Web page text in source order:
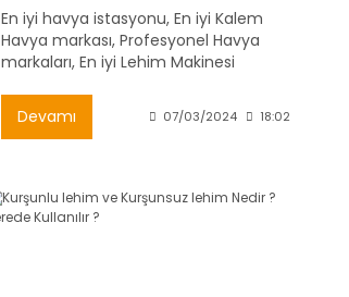
En iyi havya istasyonu, En iyi Kalem
Havya markası, Profesyonel Havya
markaları, En iyi Lehim Makinesi
Devamı 07/03/2024 18:02